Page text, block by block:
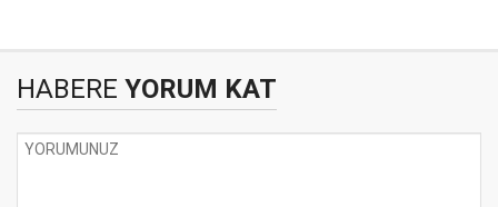
HABERE YORUM KAT